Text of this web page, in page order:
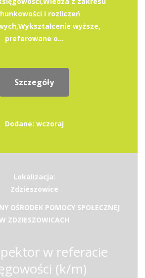
i rozliczeń
wyższe,
preferowane o...
Szczegóły
Dodane: wczoraj
Lokalizacja:
Zdzieszowice
OŚRODEK POMOCY SPOŁECZNEJ
ZDZIESZOWICACH
w referacie
(k/m)